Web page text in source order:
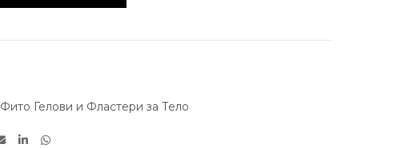
Фито Гелови и Фластери за Тело